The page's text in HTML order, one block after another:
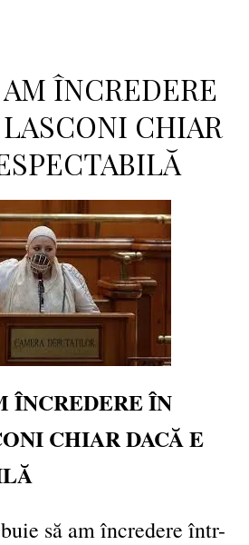
ÎNCREDERE
CHIAR
ÎNCREDERE ÎN
CHIAR DACĂ E
să am încredere într-